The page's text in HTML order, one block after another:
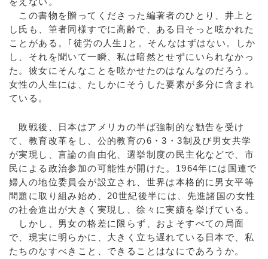
この書物を贈ってくださった編著者のひとり、井上と
し氏も、筆者同様すでに高齢で、ある日そっと呟かれた
ことがある。｢徒労の人生｣と。そんなはずはない。しか
し、それを聞いて一瞬、私は暗然とせずにいられなかっ
た。彼女にそんなことを呟かせたのはなんなのだろう。
女性の人生には、たしかにそうした要素が多分に含まれ
ている。
敗戦後、日本はアメリカの半ば強制的な勧告を受け
て、教育改革をし、公的教育の6・3・3制及び男女共学
が実現し、言論の自由化、選挙制度の民主化などで、市
民による政治参加の可能性が開けた。1964年には国連で
婦人の地位委員会が設立され、世界は本格的に男女平等
問題に取り組み始め、20世紀後半には、先進諸国の女性
の社会進出が大きく実現し、徐々に実績を挙げている。
しかし、男女の格差に限らず、およそすべての局面
で、現実に明らかに、大きく立ち遅れている日本で、私
たちのなすべきこと、できることはなにであろうか。